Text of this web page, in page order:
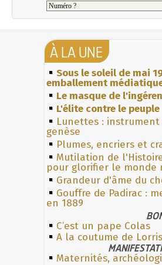
À LA UNE
Sous le soleil de mai
emballement
Le masque de
L'élite contre le peuple
Lunettes : instrument
genèse
Plumes, encriers et
Mutilation de
pour glorifier le monde
Grandeur d'âme du
Gouffre de Padirac :
en 1889
C’est un pape Colas
A la coutume de
Maternités,